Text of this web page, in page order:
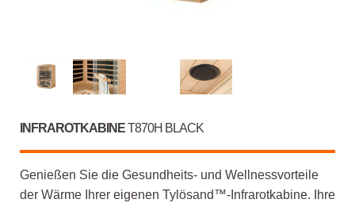
INFRAROTKABINET870H BLACK
Genießen Sie die Gesundheits- und Wellnessvorteile
der Wärme Ihrer eigenen Tylösand™-Infrarotkabine. Ihre